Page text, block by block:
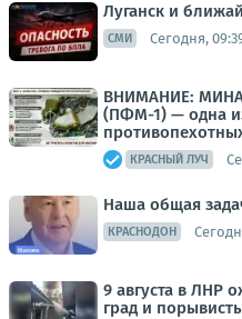
Луганск и
СМИ Сегодня,
ВНИМАНИЕ:
(ПФМ-1) — одна
КРАСНЫЙ ЛУЧ
Наша общая
КРАСНОДОН
9 августа в ЛНР
град и